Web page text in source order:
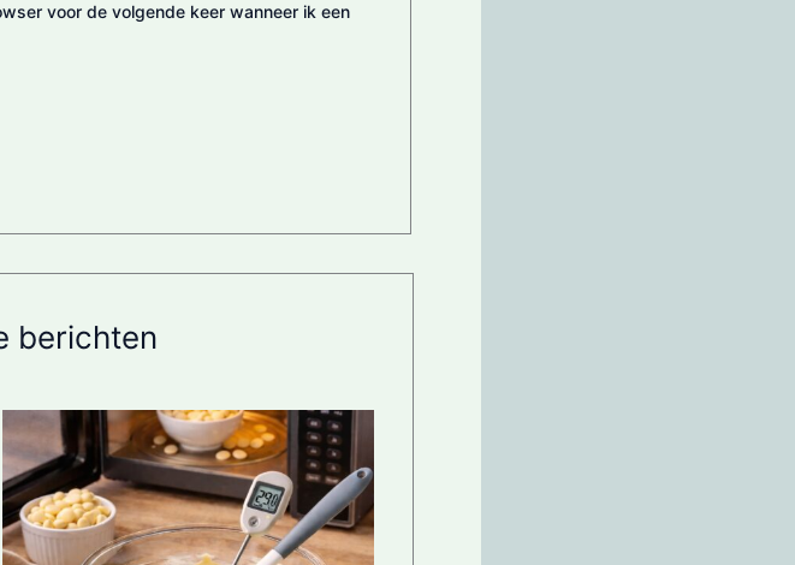
voor de volgende keer wanneer ik een
berichten